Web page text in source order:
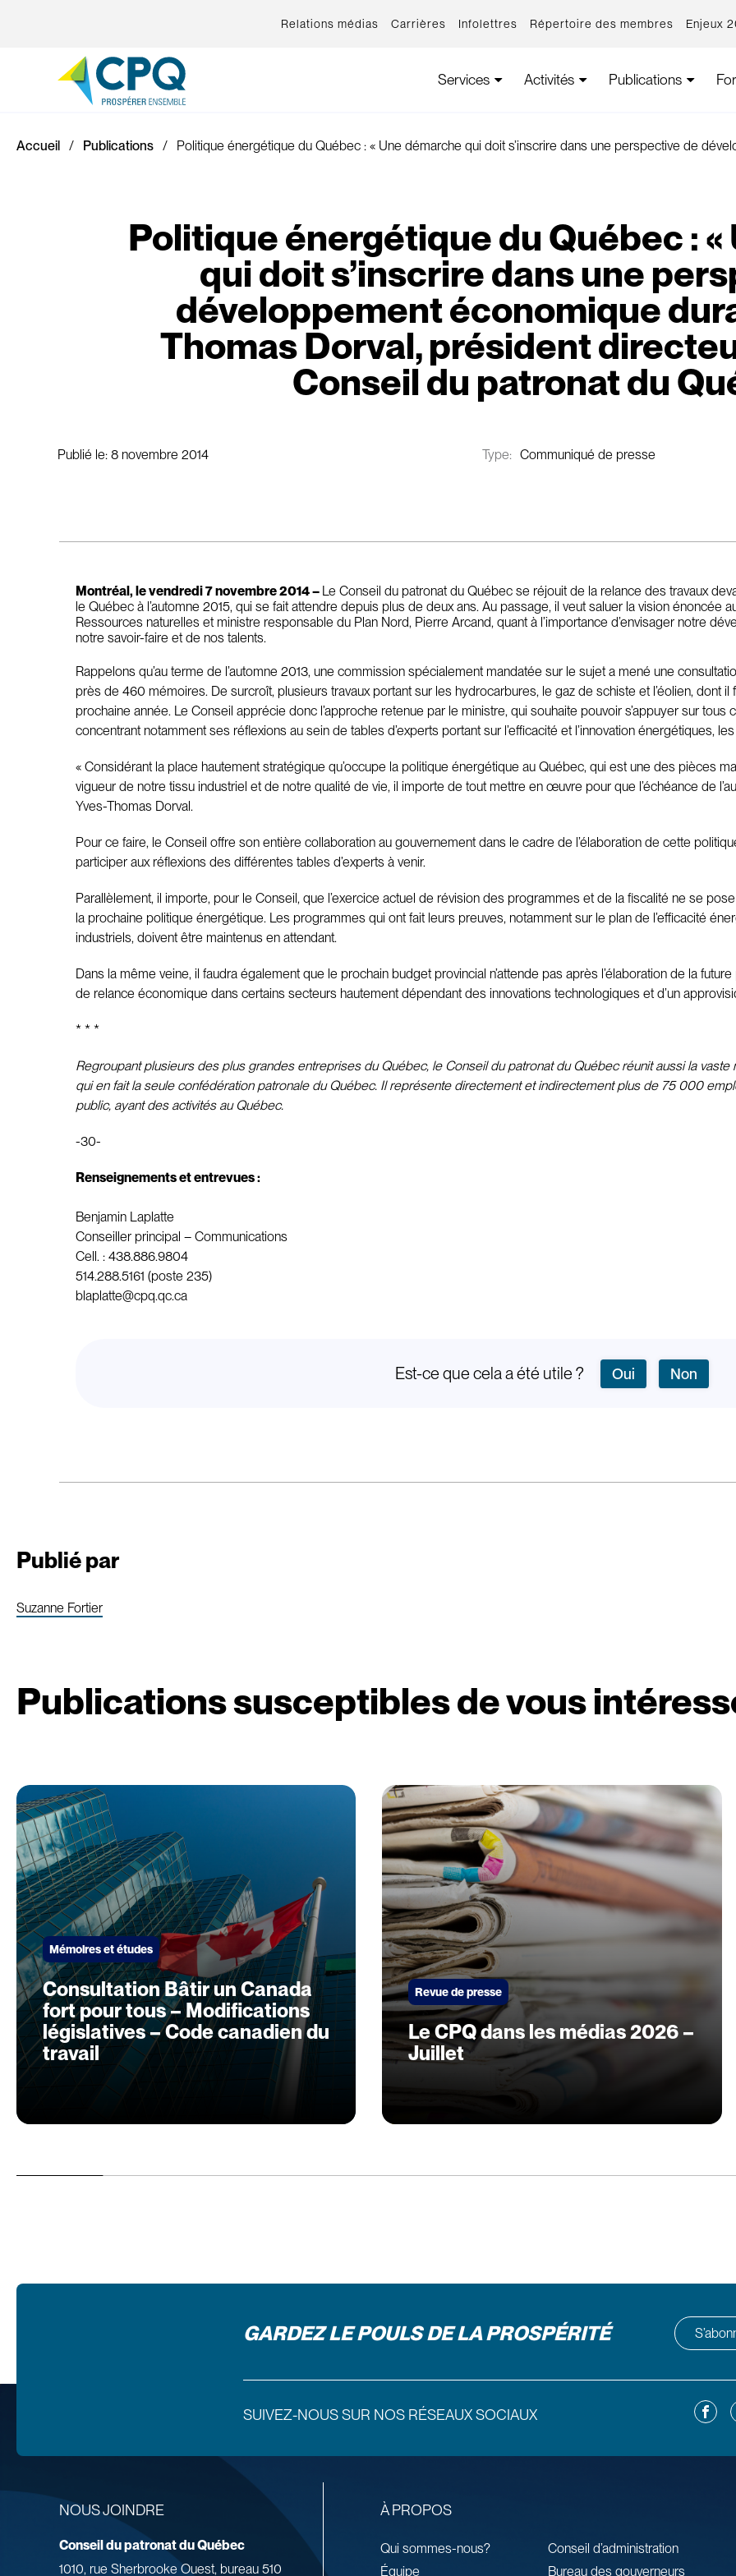
Relations médias Carrières Infolettres Répertoire des membres Enjeux
Services Activités Publications
Accueil Publications Politique énergétique du Québec : « Une démarche qui doit s’inscrire dans une perspective de
Politique énergétique du Québec :
qui doit s’inscrire dans une
développement économique
Thomas Dorval, président
Conseil du patronat du
Publié le: 8 novembre 2014 Type: Communiqué de presse
Montréal, le vendredi 7 novembre 2014 – Le Conseil du patronat du Québec se réjouit de la relance des travaux
le Québec à l’automne 2015, qui se fait attendre depuis plus de deux ans. Au passage, il veut saluer la vision énoncée
Ressources naturelles et ministre responsable du Plan Nord, Pierre Arcand, quant à l’importance d’envisager notre
notre savoir-faire et de nos talents.
Rappelons qu’au terme de l’automne 2013, une commission spécialement mandatée sur le sujet a mené une
près de 460 mémoires. De surcroît, plusieurs travaux portant sur les hydrocarbures, le gaz de schiste et l’éolien, dont
prochaine année. Le Conseil apprécie donc l’approche retenue par le ministre, qui souhaite pouvoir s’appuyer sur
concentrant notamment ses réflexions au sein de tables d’experts portant sur l’efficacité et l’innovation énergétiques,
« Considérant la place hautement stratégique qu’occupe la politique énergétique au Québec, qui est une des pièces
vigueur de notre tissu industriel et de notre qualité de vie, il importe de tout mettre en œuvre pour que l’échéance de
Yves-Thomas Dorval.
Pour ce faire, le Conseil offre son entière collaboration au gouvernement dans le cadre de l’élaboration de cette
participer aux réflexions des différentes tables d’experts à venir.
Parallèlement, il importe, pour le Conseil, que l’exercice actuel de révision des programmes et de la fiscalité ne se
la prochaine politique énergétique. Les programmes qui ont fait leurs preuves, notamment sur le plan de l’efficacité
industriels, doivent être maintenus en attendant.
Dans la même veine, il faudra également que le prochain budget provincial n’attende pas après l’élaboration de la
de relance économique dans certains secteurs hautement dépendant des innovations technologiques et d’un
* * *
Regroupant plusieurs des plus grandes entreprises du Québec, le Conseil du patronat du Québec réunit aussi la
qui en fait la seule confédération patronale du Québec. Il représente directement et indirectement plus de 75 000
public, ayant des activités au Québec.
-30-
Renseignements et entrevues :
Benjamin Laplatte
Conseiller principal – Communications
Cell. : 438.886.9804
514.288.5161 (poste 235)
blaplatte@cpq.qc.ca
Est-ce que cela a été utile ? Oui Non
Publié par
Suzanne Fortier
Publications susceptibles de vous
Mémoires et études
Consultation Bâtir un Canada
fort pour tous – Modifications
législatives – Code canadien du
travail
Revue de presse
Le CPQ dans les médias 2026 –
Juillet
GARDEZ LE POULS DE LA PROSPÉRITÉ
SUIVEZ-NOUS SUR NOS RÉSEAUX SOCIAUX
NOUS JOINDRE
Conseil du patronat du Québec
1010, rue Sherbrooke Ouest, bureau 510
À PROPOS
Qui sommes-nous?
Équipe
Conseil d’administration
Bureau des gouverneurs